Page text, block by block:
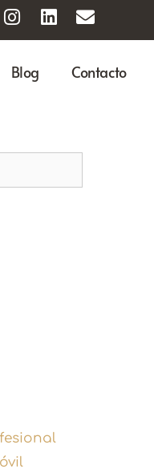
Blog Contacto